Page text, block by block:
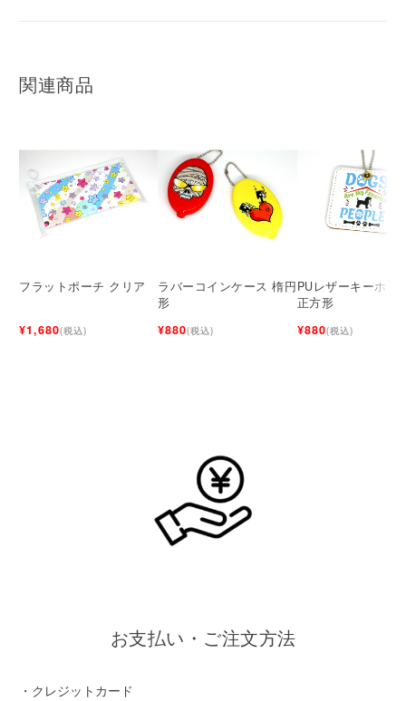
関連商品
フラットポーチ クリア
¥1,680(税込)
ラバーコインケース 楕円
形
¥880(税込)
PUレザーキーホル
正方形
¥880(税込)
お支払い・ご注文方法
・クレジットカード